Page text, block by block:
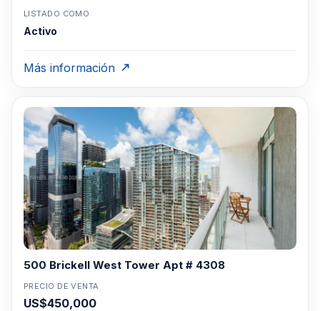
LISTADO COMO
Activo
Más información
500 Brickell West Tower Apt # 4308
PRECIO DE VENTA
US$450,000